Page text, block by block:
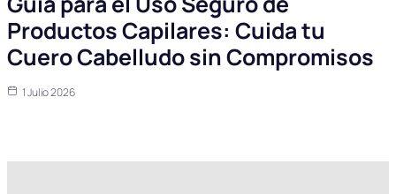
Productos Capilares: Cuida tu
Cuero Cabelludo sin Compromisos
1 Julio 2026